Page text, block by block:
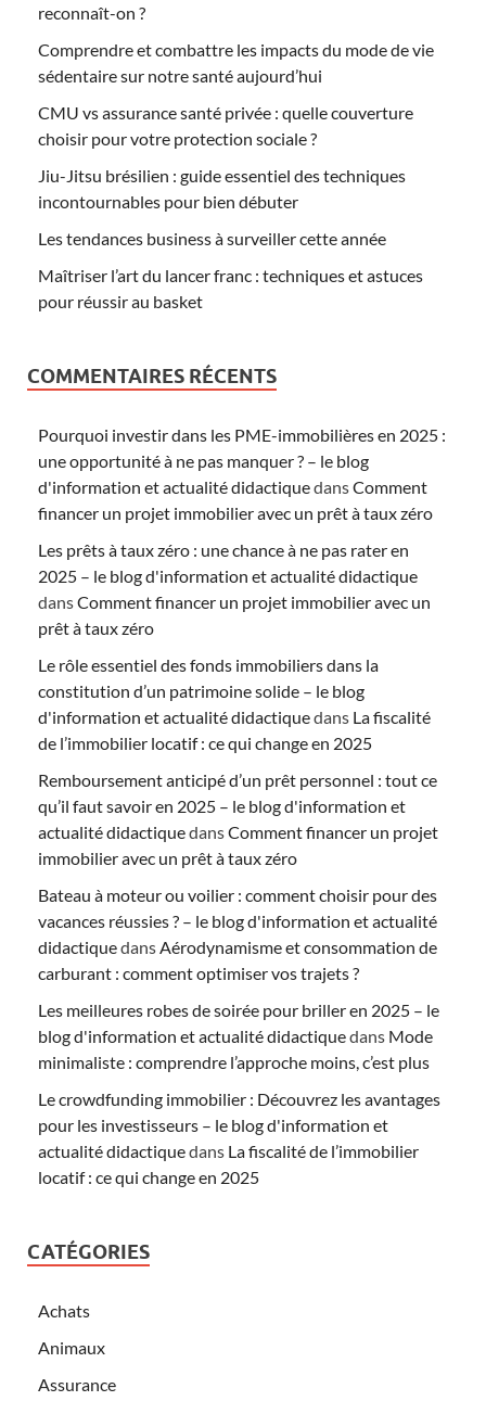
reconnaît-on ?
Comprendre et combattre les impacts du mode de vie
sédentaire sur notre santé aujourd’hui
CMU vs assurance santé privée : quelle couverture
choisir pour votre protection sociale ?
Jiu-Jitsu brésilien : guide essentiel des techniques
incontournables pour bien débuter
Les tendances business à surveiller cette année
Maîtriser l’art du lancer franc : techniques et astuces
pour réussir au basket
COMMENTAIRES RÉCENTS
Pourquoi investir dans les PME-immobilières en 2025 :
une opportunité à ne pas manquer ? – le blog
d'information et actualité didactiquedansComment
financer un projet immobilier avec un prêt à taux zéro
Les prêts à taux zéro : une chance à ne pas rater en
2025 – le blog d'information et actualité didactique
dansComment financer un projet immobilier avec un
prêt à taux zéro
Le rôle essentiel des fonds immobiliers dans la
constitution d’un patrimoine solide – le blog
d'information et actualité didactiquedans La fiscalité
de l’immobilier locatif : ce qui change en 2025
Remboursement anticipé d’un prêt personnel : tout ce
qu’il faut savoir en 2025 – le blog d'information et
actualité didactiquedansComment financer un projet
immobilier avec un prêt à taux zéro
Bateau à moteur ou voilier : comment choisir pour des
vacances réussies ? – le blog d'information et actualité
didactiquedans Aérodynamisme et consommation de
carburant : comment optimiser vos trajets ?
Les meilleures robes de soirée pour briller en 2025 – le
blog d'information et actualité didactiquedans Mode
minimaliste : comprendre l’approche moins, c’est plus
Le crowdfunding immobilier : Découvrez les avantages
pour les investisseurs – le blog d'information et
actualité didactiquedans La fiscalité de l’immobilier
locatif : ce qui change en 2025
CATÉGORIES
Achats
Animaux
Assurance